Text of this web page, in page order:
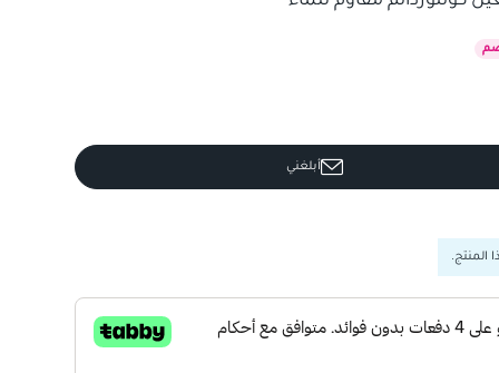
أبلغني
المنتج.